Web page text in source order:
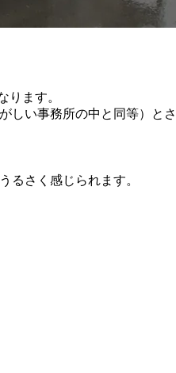
ります。
い事務所の中と同等）とさ
るさく感じられます。